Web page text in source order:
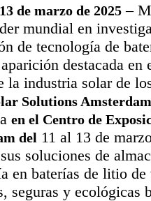
de marzo de 2025 –
mundial en
de tecnología de
destacada en
la industria solar de
Solutions
en el Centro de
del 11 al 13 de
soluciones de
en baterías de litio de
seguras y ecológicas